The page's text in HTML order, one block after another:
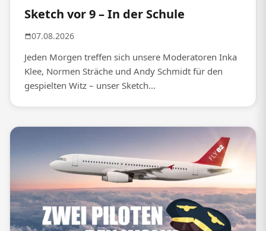
Sketch vor 9 – In der Schule
07.08.2026
Jeden Morgen treffen sich unsere Moderatoren Inka
Klee, Normen Sträche und Andy Schmidt für den
gespielten Witz – unser Sketch...